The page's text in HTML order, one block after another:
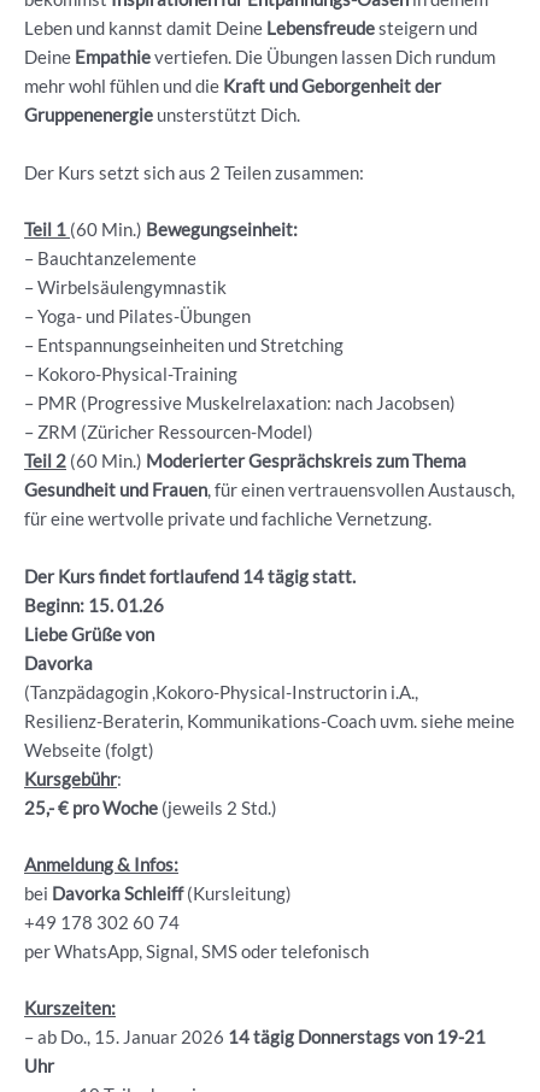
Leben und kannst damit Deine Lebensfreudesteigern und
Deine Empathievertiefen. Die Übungen lassen Dich rundum
mehr wohl fühlen und die Kraft und Geborgenheit der
Gruppenenergie unsterstützt Dich.
Der Kurs setzt sich aus 2 Teilen zusammen:
Teil 1 (60 Min.) Bewegungseinheit:
– Bauchtanzelemente
– ⁠Wirbelsäulengymnastik
– ⁠Yoga- und Pilates-Übungen
– ⁠Entspannungseinheiten und Stretching
– ⁠Kokoro-Physical-Training
– ⁠PMR (Progressive Muskelrelaxation: nach Jacobsen)
– ZRM (Züricher Ressourcen-Model)
Teil 2 (60 Min.) Moderierter Gesprächskreiszum Thema
Gesundheit und Frauen, für einen vertrauensvollen Austausch,
für eine wertvolle private und fachliche Vernetzung.
Der Kurs findet fortlaufend 14 tägig statt.
Beginn: 15. 01.26
Liebe Grüße von
Davorka
(Tanzpädagogin ,Kokoro-Physical-Instructorin i.A.,
Resilienz-Beraterin, Kommunikations-Coach uvm. siehe meine
Webseite (folgt)
Kursgebühr:
25,- € pro Woche (jeweils 2 Std.)
Anmeldung & Infos:
bei Davorka Schleiff(Kursleitung)
+49 178 302 60 74
per WhatsApp, Signal, SMS oder telefonisch
Kurszeiten:
– ab Do., 15. Januar 2026 14 tägig Donnerstags von 19-21
Uhr